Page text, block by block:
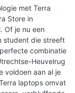
met Terra
Store in
Of je nu een
student die streeft
combinatie
Heuvelrug
voldoen aan al je
laptops omvat